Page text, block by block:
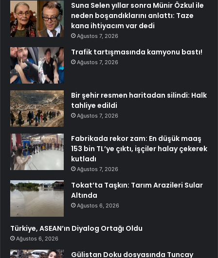
Suna Selen yıllar sonra Münir Özkul ile
neden boşandıklarını anlattı: Taze
kana ihtiyacım var dedi
Ağustos 7, 2026
Trafik tartışmasında kamyonu bastı!
Ağustos 7, 2026
Bir şehir resmen haritadan silindi: Halk
tahliye edildi
Ağustos 7, 2026
Fabrikada rekor zam: En düşük maaş
153 bin TL’ye çıktı, işçiler halay çekerek
kutladı
Ağustos 7, 2026
Tokat’ta Taşkın: Tarım Arazileri Sular
Altında
Ağustos 6, 2026
Türkiye, ASEAN’ın Diyalog Ortağı Oldu
Ağustos 6, 2026
Gülistan Doku dosyasında Tuncay